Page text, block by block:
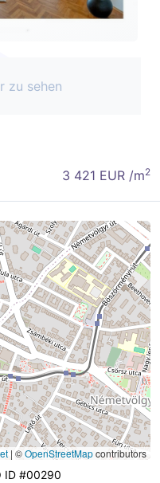
zu sehen
3 421 EUR /m2
| ©OpenStreetMapcontributors
ID #00290